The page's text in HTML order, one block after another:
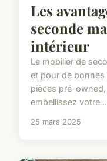
Les
seconde
intérieur
Le mobilier de
et pour de
pièces pré-
embellissez votre
25 mars 2025